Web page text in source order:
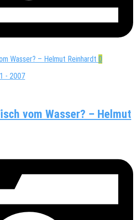
0
- 2007
vom Wasser? – Helmut